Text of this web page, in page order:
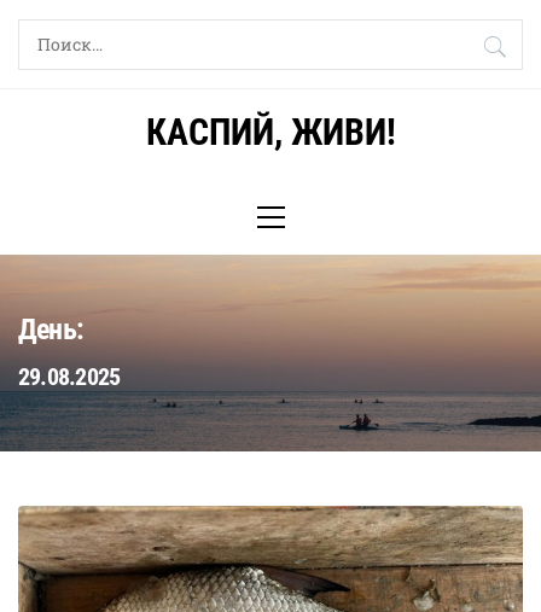
Skip
Найти:
КАСПИЙ, ЖИВИ!
Menu
День:
29.08.2025